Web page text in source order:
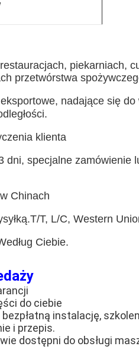
piekarniach,
przetwórstwa
nadające się
klienta
dni, specjalne zamówienie
Chinach
T, L/C, Western
Ciebie.
do ciebie
bezpłatną instalację,
i przepis.
dostępni do obsługi